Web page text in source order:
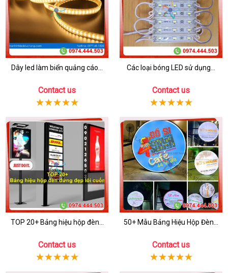
Dây led làm biển quảng cáo...
Contact us
Các loại bóng LED sử dụng...
Contact us
TOP 20+ Bảng hiệu hộp đèn...
Contact us
50+ Mẫu Bảng Hiệu Hộp Đèn...
Contact us